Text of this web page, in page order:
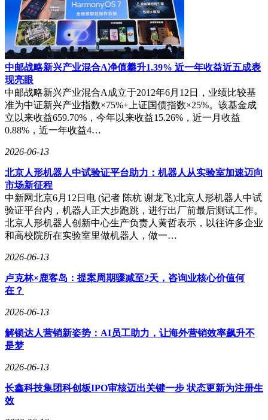
中邮战略新兴产业混合A净值攀升1.39% 近一年收益近五成表
现亮眼
中邮战略新兴产业混合A成立于2012年6月12日，业绩比较基
准为中证新兴产业指数×75%+上证国债指数×25%。该基金成
立以来收益659.70%，今年以来收益15.26%，近一月收益
0.88%，近一年收益4…
2026-06-13
北京人形机器人中试验证平台助力：机器人从实验室加速迈向
市场新征程
中新网北京6月12日电 (记者 陈杭 谢龙飞)北京人形机器人中试
验证平台内，机器人正大步跑跳，进行出厂前最后测试工作。
北京人形机器人创新中心生产负责人黄哲表示，以往许多企业
和高校院所在实验室里做机器人，做一…
2026-06-13
卢克林×鹿客岛：提案周期骤减至2天，咨询业核心价值何
在？
2026-06-13
解锁达人营销新姿势：AI员工助力，让海外营销效率飙升不
是梦
2026-06-13
长鑫科技集团科创板IPO审核迈出关键一步 状态更新为注册生
效